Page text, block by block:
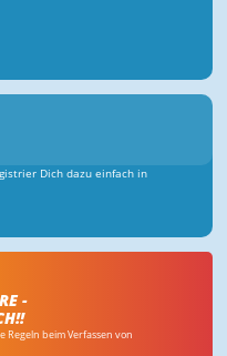
Dich dazu einfach in
-
Regeln beim Verfassen von